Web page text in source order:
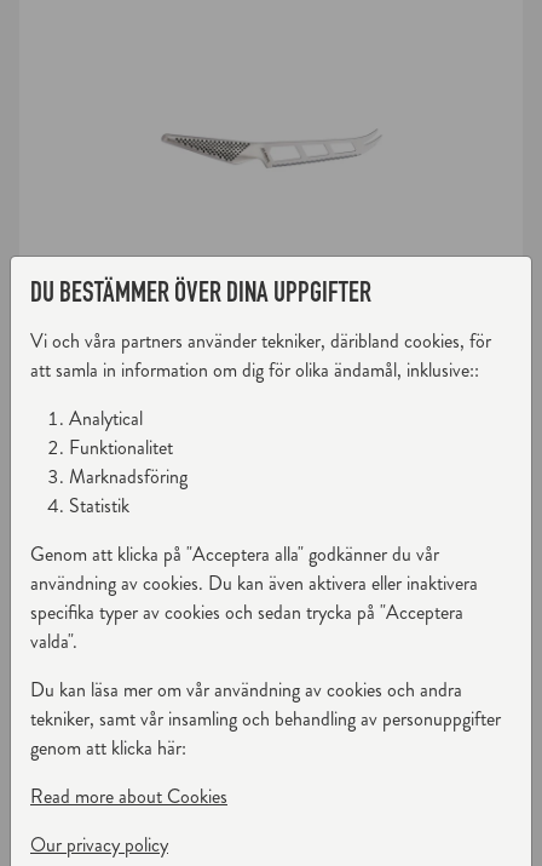
Global
OSTKNIV 14 CM
Artnr: GS-10
Serie: Global Classic
1 229 kr
Antal
LÄGG TILL
DU BESTÄMMER ÖVER DINA UPPGIFTER
Vi och våra partners använder tekniker, däribland cookies, för
att samla in information om dig för olika ändamål, inklusive::
Analytical
Funktionalitet
Marknadsföring
Statistik
Genom att klicka på "Acceptera alla" godkänner du vår
användning av cookies. Du kan även aktivera eller inaktivera
specifika typer av cookies och sedan trycka på "Acceptera
valda".
Du kan läsa mer om vår användning av cookies och andra
tekniker, samt vår insamling och behandling av personuppgifter
genom att klicka här:
Read more about Cookies
Our privacy policy